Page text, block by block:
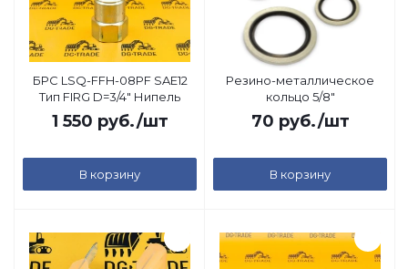
БРС LSQ-FFH-08PF SAE12
Тип FIRG D=3/4" Нипель
1 550 руб./шт
В корзину
Резино-металлическое
кольцо 5/8"
70 руб./шт
В корзину